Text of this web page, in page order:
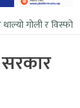
गोली र